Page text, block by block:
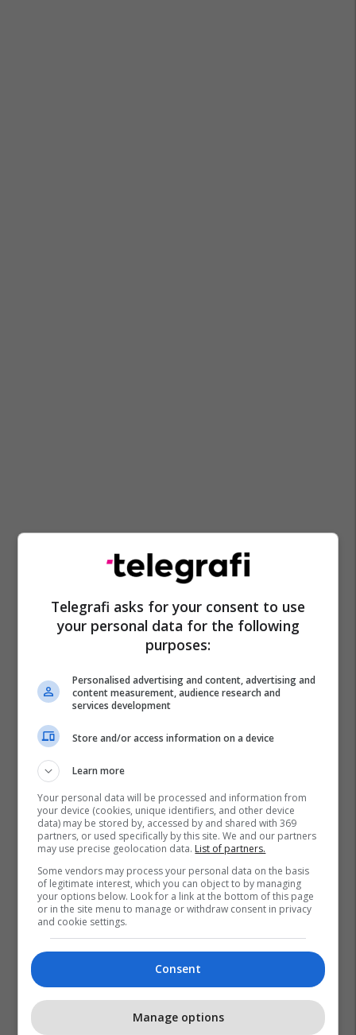
Ferrari Ferrari Luce
Telegrafi asks for your consent to use
your personal data for the following
purposes:
Personalised advertising and content, advertising and
content measurement, audience research and
services development
Store and/or access information on a device
Learn more
Your personal data will be processed and information from
your device (cookies, unique identifiers, and other device
data) may be stored by, accessed by and shared with 369
partners, or used specifically by this site. We and our partners
may use precise geolocation data. List of partners.
Some vendors may process your personal data on the basis
of legitimate interest, which you can object to by managing
your options below. Look for a link at the bottom of this page
or in the site menu to manage or withdraw consent in privacy
and cookie settings.
Consent
Manage options